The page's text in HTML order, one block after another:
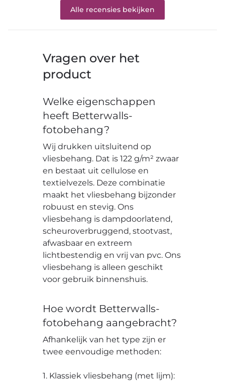
Alle recensies bekijken
Vragen over het
product
Welke eigenschappen
heeft Betterwalls-
fotobehang?
Wij drukken uitsluitend op
vliesbehang. Dat is 122 g/m² zwaar
en bestaat uit cellulose en
textielvezels. Deze combinatie
maakt het vliesbehang bijzonder
robuust en stevig. Ons
vliesbehang is dampdoorlatend,
scheuroverbruggend, stootvast,
afwasbaar en extreem
lichtbestendig en vrij van pvc. Ons
vliesbehang is alleen geschikt
voor gebruik binnenshuis.
Hoe wordt Betterwalls-
fotobehang aangebracht?
Afhankelijk van het type zijn er
twee eenvoudige methoden:
1. Klassiek vliesbehang (met lijm):